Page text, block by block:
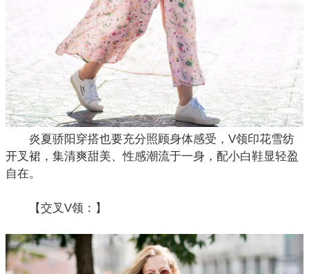
炎夏骄阳穿搭也要充分照顾身体感受，V领印花雪纺
开叉裙，集清爽甜美、性感潮流于一身，配小白鞋显轻盈
自在。
【交叉V领：】